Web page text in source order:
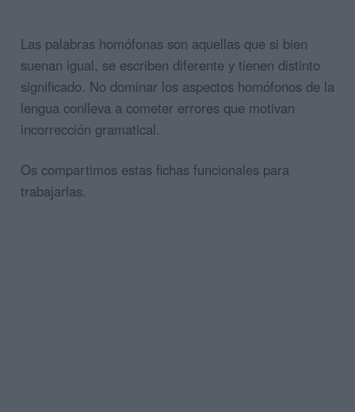
Las palabras homófonas son aquellas que si bien
suenan igual, se escriben diferente y tienen distinto
significado. No dominar los aspectos homófonos de la
lengua conlleva a cometer errores que motivan
incorrección gramatical.
Os compartimos estas fichas funcionales para
trabajarlas.